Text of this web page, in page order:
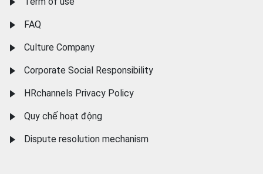
FAQ
Culture Company
Corporate Social Responsibility
HRchannels Privacy Policy
Quy chế hoạt động
Dispute resolution mechanism